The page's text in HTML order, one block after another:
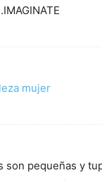
mujer
pequeñas y